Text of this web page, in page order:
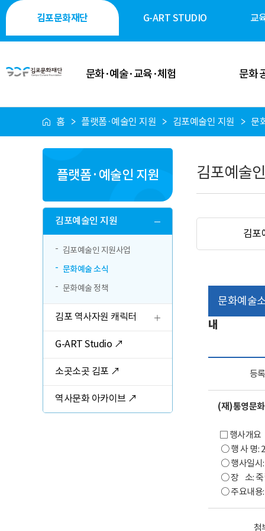
김포문화재단 G-ART STUDIO 교
문화·예술·교육·체험
이달의 일정
전시 안내
축제 안내
문화
공연·축
시설 대
홈 플랫폼·예술인 지원 김포예술인 지원 문
플랫폼·예술인 지원
김포예술인 지원
김포예술인 지원사업
문화예술 소식
문화예술 정책
김포 역사자원 캐릭터
G-ART Studio ↗
소곳소곳 김포 ↗
역사문화 아카이브 ↗
김포예술
김포
문화예술
내
등
(재)통영문
□ 행사개요
○ 행 사 명:
○ 행사일시:
○ 장 소: 죽
○ 주요내용:
첨